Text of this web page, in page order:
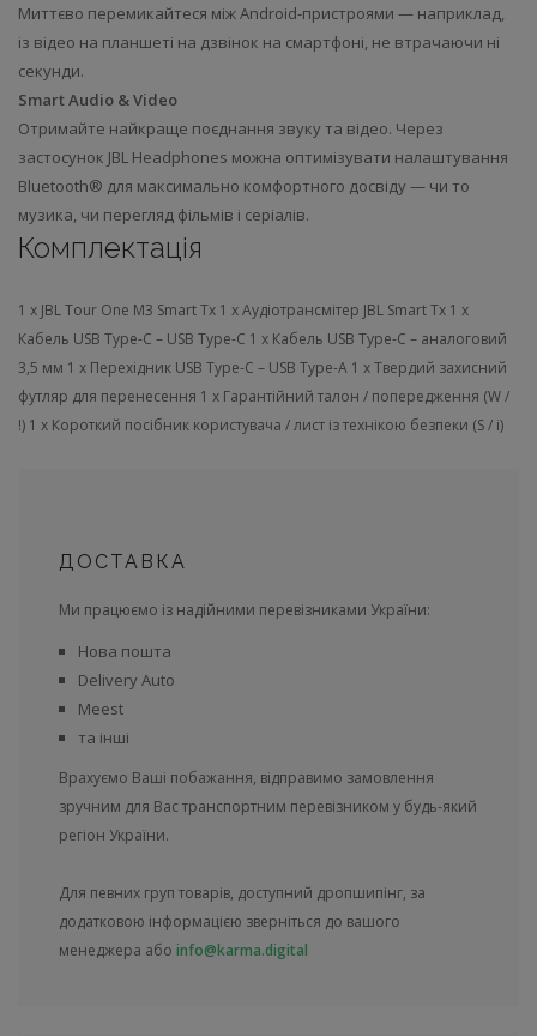
Миттєво перемикайтеся між Android-пристроями — наприклад,
із відео на планшеті на дзвінок на смартфоні, не втрачаючи ні
секунди.
Smart Audio & Video
Отримайте найкраще поєднання звуку та відео. Через
застосунок JBL Headphones можна оптимізувати налаштування
Bluetooth® для максимально комфортного досвіду — чи то
музика, чи перегляд фільмів і серіалів.
Комплектація
1 x JBL Tour One M3 Smart Tx 1 x Аудіотрансмітер JBL Smart Tx 1 x
Кабель USB Type-C – USB Type-C 1 x Кабель USB Type-C – аналоговий
3,5 мм 1 x Перехідник USB Type-C – USB Type-A 1 x Твердий захисний
футляр для перенесення 1 x Гарантійний талон / попередження (W /
!) 1 x Короткий посібник користувача / лист із технікою безпеки (S / i)
ДОСТАВКА
Ми працюємо із надійними перевізниками України:
Нова пошта
Delivery Auto
Meest
та інші
Врахуємо Ваші побажання, відправимо замовлення
зручним для Вас транспортним перевізником у будь-який
регіон України.
Для певних груп товарів, доступний дропшипінг, за
додатковою інформацією зверніться до вашого
менеджера або info@karma.digital